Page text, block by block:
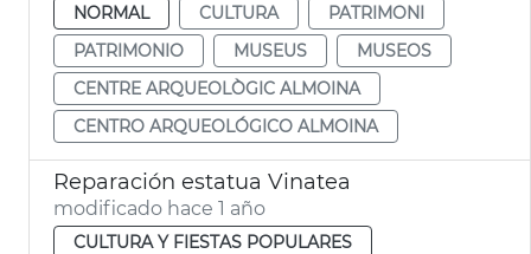
NORMAL
CULTURA
PATRIMONI
PATRIMONIO
MUSEUS
MUSEOS
CENTRE ARQUEOLÒGIC ALMOINA
CENTRO ARQUEOLÓGICO ALMOINA
Reparación estatua Vinatea
modificado hace 1 año
CULTURA Y FIESTAS POPULARES